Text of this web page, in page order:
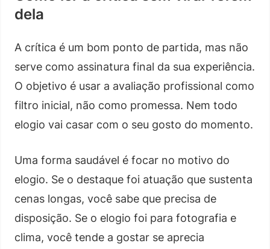
dela
A crítica é um bom ponto de partida, mas não
serve como assinatura final da sua experiência.
O objetivo é usar a avaliação profissional como
filtro inicial, não como promessa. Nem todo
elogio vai casar com o seu gosto do momento.
Uma forma saudável é focar no motivo do
elogio. Se o destaque foi atuação que sustenta
cenas longas, você sabe que precisa de
disposição. Se o elogio foi para fotografia e
clima, você tende a gostar se aprecia